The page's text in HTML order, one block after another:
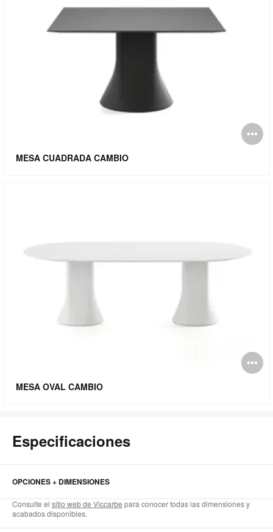
MESA CUADRADA CAMBIO
MESA OVAL CAMBIO
Especificaciones
OPCIONES + DIMENSIONES
Consulte el sitio web de Viccarbe para conocer todas las dimensiones y
acabados disponibles.